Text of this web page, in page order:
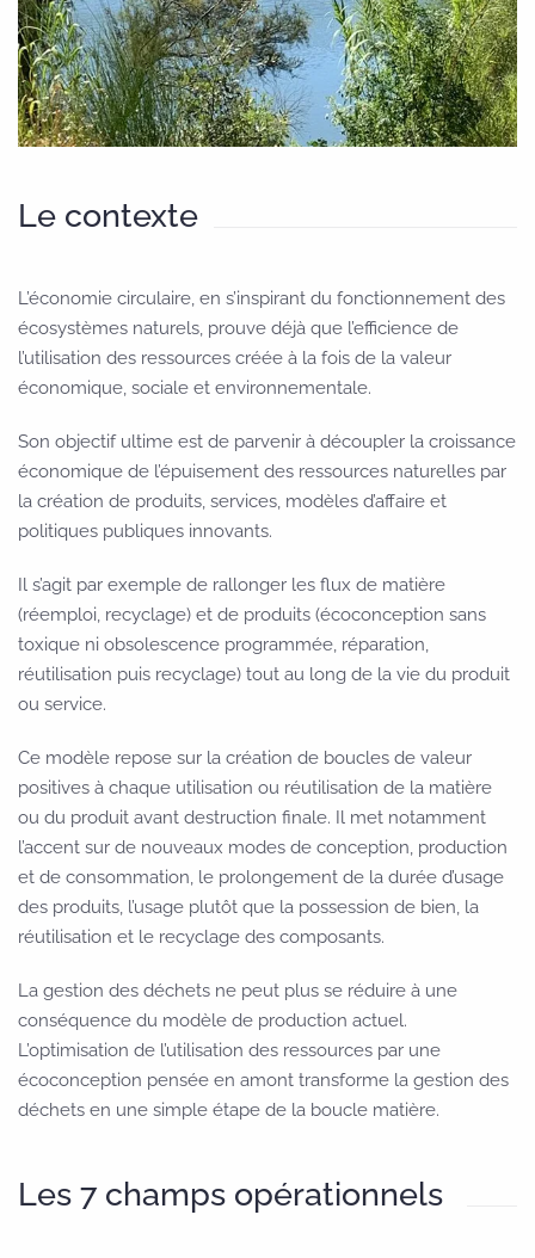
Le contexte
L’économie circulaire, en s’inspirant du fonctionnement des
écosystèmes naturels, prouve déjà que l’efficience de
l’utilisation des ressources créée à la fois de la valeur
économique, sociale et environnementale.
Son objectif ultime est de parvenir à découpler la croissance
économique de l’épuisement des ressources naturelles par
la création de produits, services, modèles d’affaire et
politiques publiques innovants.
Il s’agit par exemple de rallonger les flux de matière
(réemploi, recyclage) et de produits (écoconception sans
toxique ni obsolescence programmée, réparation,
réutilisation puis recyclage) tout au long de la vie du produit
ou service.
Ce modèle repose sur la création de boucles de valeur
positives à chaque utilisation ou réutilisation de la matière
ou du produit avant destruction finale. Il met notamment
l’accent sur de nouveaux modes de conception, production
et de consommation, le prolongement de la durée d’usage
des produits, l’usage plutôt que la possession de bien, la
réutilisation et le recyclage des composants.
La gestion des déchets ne peut plus se réduire à une
conséquence du modèle de production actuel.
L’optimisation de l’utilisation des ressources par une
écoconception pensée en amont transforme la gestion des
déchets en une simple étape de la boucle matière.
Les 7 champs opérationnels